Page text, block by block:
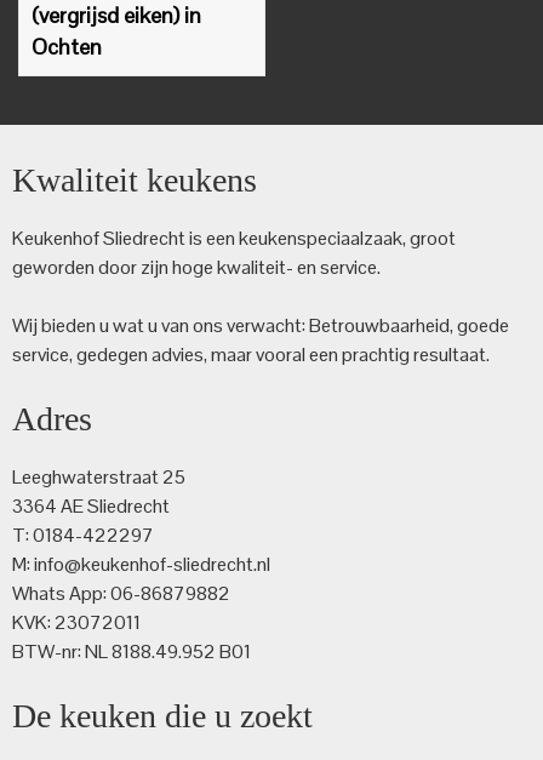
(vergrijsd eiken) in
Ochten
Kwaliteit keukens
Keukenhof Sliedrecht is een keuken­speciaalzaak, groot
geworden door zijn hoge kwaliteit- en service.
Wij bieden u wat u van ons verwacht: Betrouwbaarheid, goede
service, gedegen advies, maar vooral een prachtig resultaat.
Adres
Leeghwaterstraat 25
3364 AE Sliedrecht
T: 0184-422297
M: info@keukenhof-sliedrecht.nl
Whats App: 06-86879882
KVK: 23072011
BTW-nr: NL 8188.49.952 B01
De keuken die u zoekt